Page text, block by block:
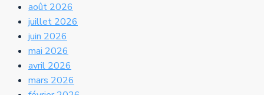
août 2026
juillet 2026
juin 2026
mai 2026
avril 2026
mars 2026